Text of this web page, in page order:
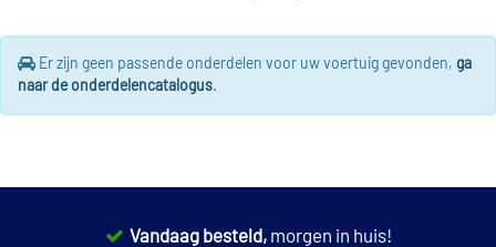
Er zijn geen passende onderdelen voor uw voertuig gevonden, ga
naar de onderdelencatalogus.
Vandaag besteld, morgen in huis!